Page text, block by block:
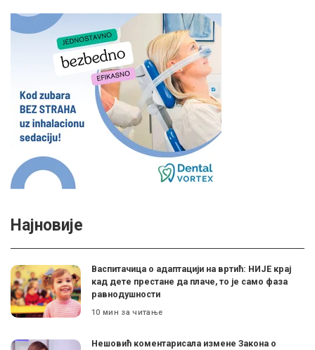
Најновије
Васпитачица о адаптацији на вртић: НИЈЕ крај
кад дете престане да плаче, то је само фаза
равнодушности
10 мин за читање
Нешовић коментарисала измене Закона о